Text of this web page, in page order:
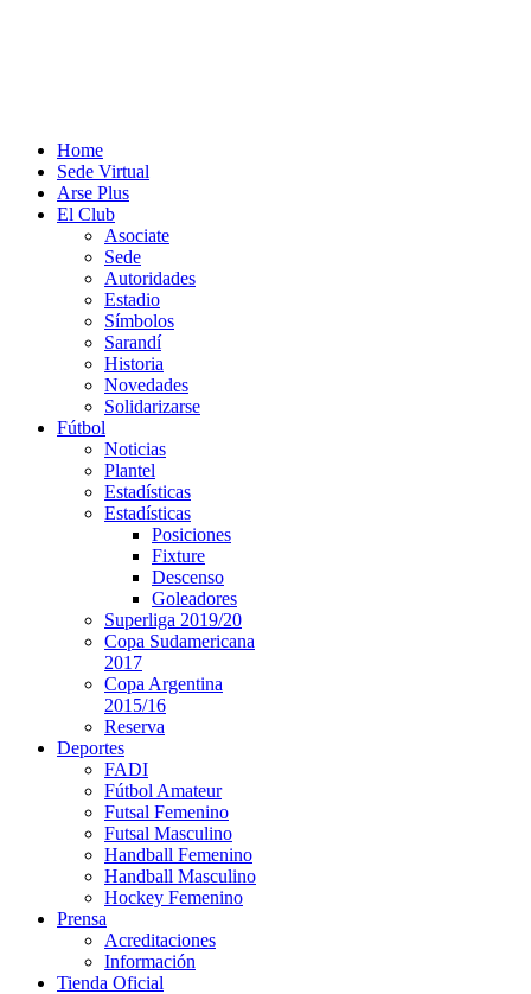
Home
Sede Virtual
Arse Plus
El Club
Asociate
Sede
Autoridades
Estadio
Símbolos
Sarandí
Historia
Novedades
Solidarizarse
Fútbol
Noticias
Plantel
Estadísticas
Estadísticas
Posiciones
Fixture
Descenso
Goleadores
Superliga 2019/20
Copa Sudamericana
2017
Copa Argentina
2015/16
Reserva
Deportes
FADI
Fútbol Amateur
Futsal Femenino
Futsal Masculino
Handball Femenino
Handball Masculino
Hockey Femenino
Prensa
Acreditaciones
Información
Tienda Oficial